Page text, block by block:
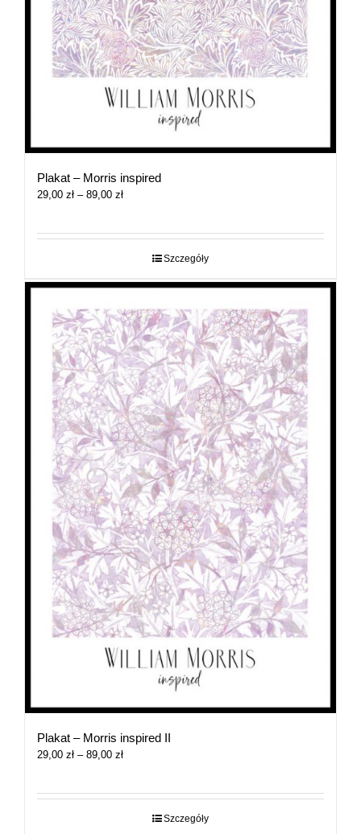
Plakat – Morris inspired
29,00 zł – 89,00 złZakres
29,00 zł
Szczegóły
Plakat – Morris inspired II
29,00 zł – 89,00 złZakres
29,00 zł
Szczegóły